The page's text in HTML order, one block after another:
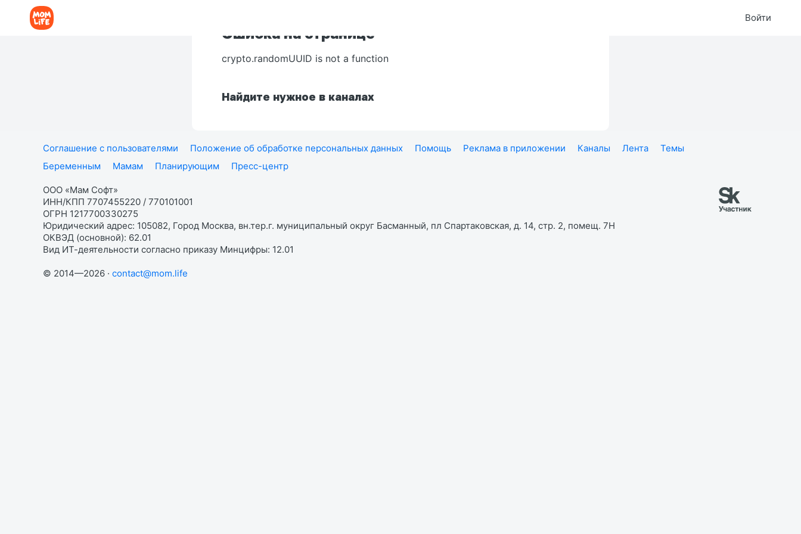
Войти
Ошибка на странице
crypto.randomUUID is not a function
Найдите нужное в каналах
Соглашение с пользователями Положение об обработке персональных данных Помощь Реклама в приложении Каналы Лента
Темы
Беременным
Мамам Планирующим Пресс-центр
ООО «Мам Софт»
ИНН/КПП 7707455220 / 770101001
ОГРН 1217700330275
Юридический адрес: 105082, Город Москва, вн.тер.г. муниципальный округ Басманный, пл Спартаковская, д. 14, стр. 2, помещ. 7Н
ОКВЭД (основной): 62.01
Вид ИТ-деятельности согласно приказу Минцифры: 12.01
© 2014—2026 · contact@mom.life